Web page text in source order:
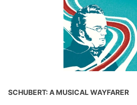
SCHUBERT: A MUSICAL WAYFARER